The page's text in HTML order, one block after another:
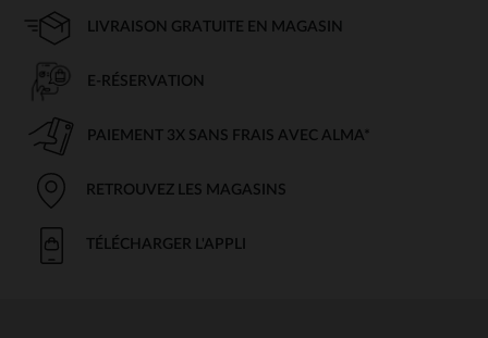
LIVRAISON GRATUITE EN MAGASIN
E-RÉSERVATION
PAIEMENT 3X SANS FRAIS AVEC ALMA*
RETROUVEZ LES MAGASINS
TÉLÉCHARGER L'APPLI